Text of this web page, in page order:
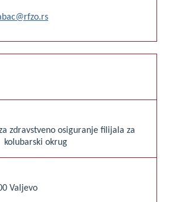
zdravstveno osiguranje filijala za
kolubarski okrug
Valjevo